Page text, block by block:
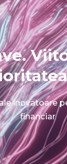
inovatoare
financiar